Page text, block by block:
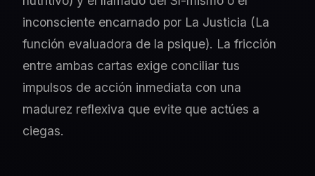
inconsciente encarnado por La Justicia (La
función evaluadora de la psique). La fricción
entre ambas cartas exige conciliar tus
impulsos de acción inmediata con una
madurez reflexiva que evite que actúes a
ciegas.